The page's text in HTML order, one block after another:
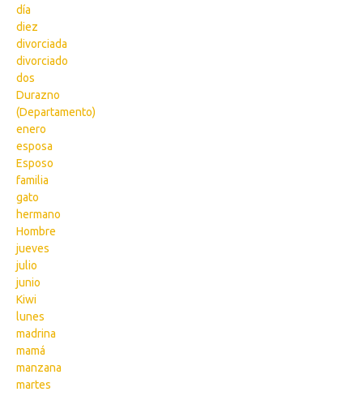
día
diez
divorciada
divorciado
dos
Durazno
(Departamento)
enero
esposa
Esposo
familia
gato
hermano
Hombre
jueves
julio
junio
Kiwi
lunes
madrina
mamá
manzana
martes